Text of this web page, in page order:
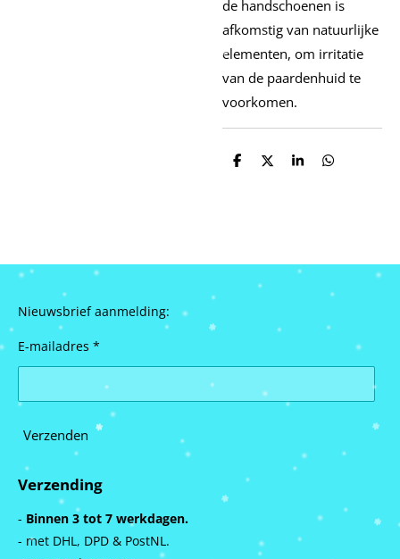
de handschoenen is
afkomstig van natuurlijke
elementen, om irritatie
van de paardenhuid te
voorkomen.
D
D
S
D
Nieuwsbrief aanmelding:
E-mailadres *
Verzenden
Verzending
- Binnen 3 tot 7 werkdagen.
- met DHL, DPD & PostNL.